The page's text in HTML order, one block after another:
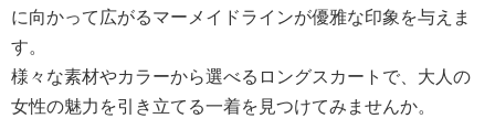
に向かって広がるマーメイドラインが優雅な印象を与えま
す。
様々な素材やカラーから選べるロングスカートで、大人の
女性の魅力を引き立てる一着を見つけてみませんか。